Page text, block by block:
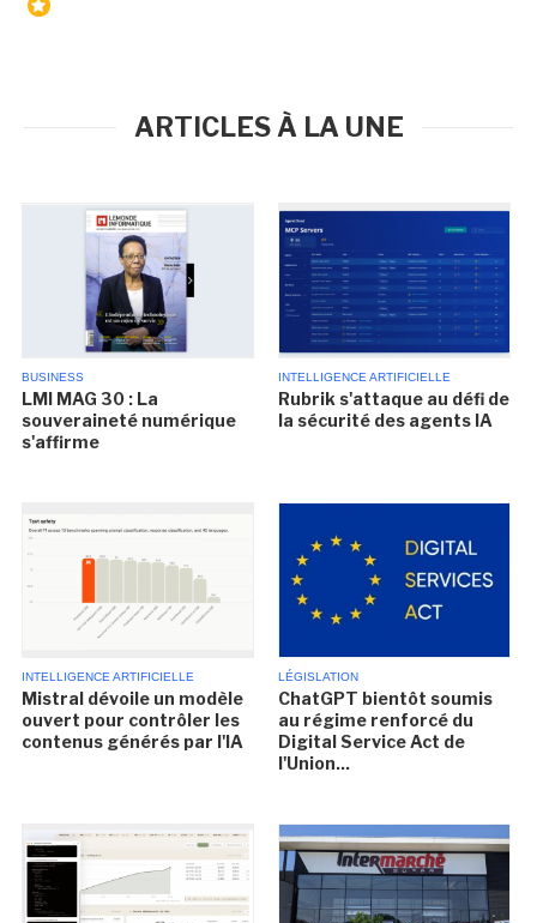
ARTICLES À LA UNE
BUSINESS
LMI MAG 30 : La
souveraineté numérique
s'affirme
INTELLIGENCE ARTIFICIELLE
Rubrik s'attaque au défi de
la sécurité des agents IA
INTELLIGENCE ARTIFICIELLE
Mistral dévoile un modèle
ouvert pour contrôler les
contenus générés par l'IA
LÉGISLATION
ChatGPT bientôt soumis
au régime renforcé du
Digital Service Act de
l'Union...